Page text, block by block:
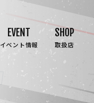
EVENT
イベント情報
SHOP
取扱店